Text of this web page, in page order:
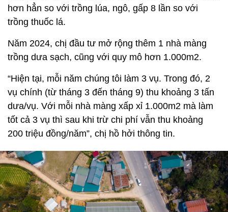
hơn hẳn so với trồng lúa, ngô, gấp 8 lần so với
trồng thuốc lá.
Năm 2024, chị đầu tư mở rộng thêm 1 nhà màng
trồng dưa sạch, cũng với quy mô hơn 1.000m2.
“Hiện tại, mỗi năm chúng tôi làm 3 vụ. Trong đó, 2
vụ chính (từ tháng 3 đến tháng 9) thu khoảng 3 tấn
dưa/vụ. Với mỗi nhà màng xấp xỉ 1.000m2 mà làm
tốt cả 3 vụ thì sau khi trừ chi phí vẫn thu khoảng
200 triệu đồng/năm”, chị hồ hởi thông tin.